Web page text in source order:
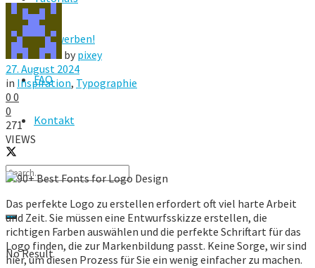
Hier werben!
FAQ
Kontakt
No Result
by pixey
27. August 2024
in Inspiration, Typographie
0 0
0
271
VIEWS
Das perfekte Logo zu erstellen erfordert oft viel harte Arbeit
und Zeit. Sie müssen eine Entwurfsskizze erstellen, die
richtigen Farben auswählen und die perfekte Schriftart für das
Logo finden, die zur Markenbildung passt. Keine Sorge, wir sind
hier, um diesen Prozess für Sie ein wenig einfacher zu machen.